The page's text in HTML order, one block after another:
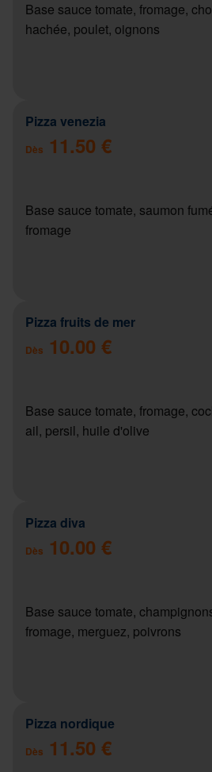
Base sauce tomate, fromage,
hachée, poulet, oignons
Pizza venezia
Dès 11.50 €
Base sauce tomate, saumon
fromage
Pizza fruits de mer
Dès 10.00 €
Base sauce tomate, fromage,
ail, persil, huile d'olive
Pizza diva
Dès 10.00 €
Base sauce tomate,
fromage, merguez, poivrons
Pizza nordique
Dès 11.50 €